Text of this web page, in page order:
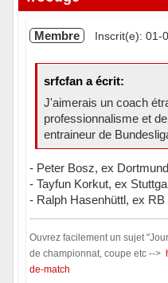
Membre Inscrit(e): 01-
srfcfan a écrit:
J'aimerais un coach
professionnalisme et
entraineur de
- Peter Bosz, ex
- Tayfun Korkut, ex
- Ralph Hasenhüttl, ex
Ouvrez facilement un sujet
de championnat, coupe etc -->
de-match